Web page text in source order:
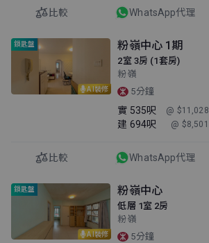
比較 WhatsApp代理
AI裝修
鎖匙盤 粉嶺中心 1期
2室 3房 (1套房)
粉嶺
5分鐘
實 535呎 @ $11,028
建 694呎 @ $8,501
比較 WhatsApp代理
AI裝修
鎖匙盤 粉嶺中心
低層 1室 2房
粉嶺
5分鐘